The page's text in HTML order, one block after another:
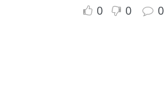
0 0 0